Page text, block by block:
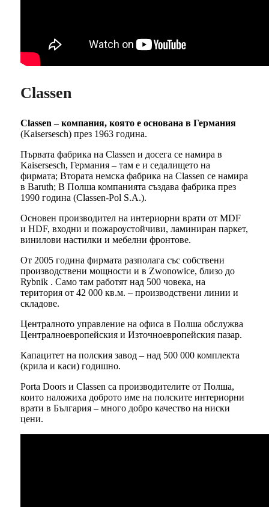
Classen
Classen – компания, която е основана в Германия
(Kaisersesch) през 1963 година.
Първата фабрика на Classen и досега се намира в
Kaisersesch, Германия – там е и седалището на
фирмата; Втората немска фабрика на Classen се намира
в Baruth; В Полша компанията създава фабрика през
1990 година (Classen-Pol S.A.).
Основен производител на интериорни врати от MDF
и HDF, входни и пожароустойчиви, ламиниран паркет,
винилови настилки и мебелни фронтове.
От 2005 година фирмата разполага със собствени
производствени мощности и в Zwonowice, близо до
Rybnik . Само там работят над 500 човека, на
територия от 42 000 кв.м. – производствени линии и
складове.
Централното управление на офиса в Полша обслужва
Централноевропейския и Източноевропейския пазар.
Капацитет на полския завод – над 500 000 комплекта
(крила и каси) годишно.
Porta Doors и Classen са производителите от Полша,
които наложиха доброто име на полските интериорни
врати в България – много добро качество на ниски
цени.